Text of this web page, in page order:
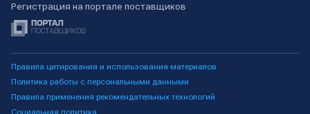
Регистрация на портале поставщиков
Правила цитирования и использования материалов
Политика работы с персональными данными
Правила применения рекомендательных технологий
Социальная политика